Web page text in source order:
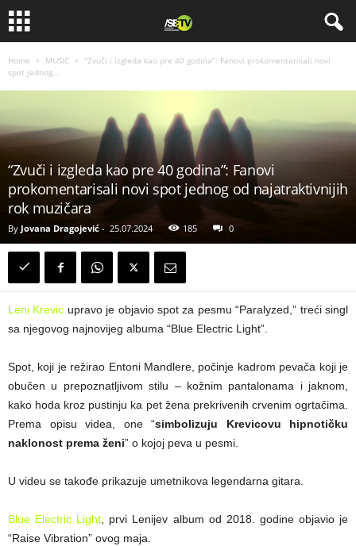
Home MUSIC
“Zvuči i izgleda kao pre 40 godina”: Fanovi prokomentarisali novi
spot jednog...
“Zvuči i izgleda kao pre 40 godina”: Fanovi
prokomentarisali novi spot jednog od najatraktivnijih
rok muzičara
By Jovana Dragojević - 25.07.2024 185 0
Leni Krevic upravo je objavio spot za pesmu “Paralyzed,” treći singl
sa njegovog najnovijeg albuma “Blue Electric Light”.
Spot, koji je režirao Entoni Mandlere, počinje kadrom pevača koji je
obučen u prepoznatljivom stilu – kožnim pantalonama i jaknom,
kako hoda kroz pustinju ka pet žena prekrivenih crvenim ogrtačima.
Prema opisu videa, one “simbolizuju Krevicovu hipnotičku
naklonost prema ženi” o kojoj peva u pesmi.
U videu se takođe prikazuje umetnikova legendarna gitara.
Blue Electric Light , prvi Lenijev album od 2018. godine objavio je
“Raise Vibration” ovog maja.